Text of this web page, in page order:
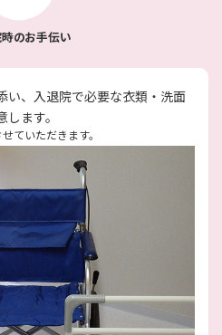
のお手伝い
い、入退院で必要な衣類・洗面
ます。
ていただきます。